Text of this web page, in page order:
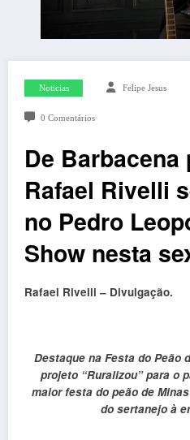
Noticias Felipe Jesus
0 Comentários
De
Rafael Rivelli
no Pedro
Show nesta
Rafael Rivelli – Divulgação.
Destaque na Festa do Peão
projeto “Ruralizou” para o
maior festa do peão de
do sertanejo à